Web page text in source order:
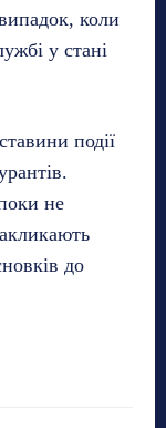
коли
у стані
події
не
до